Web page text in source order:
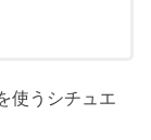
使うシチュエ